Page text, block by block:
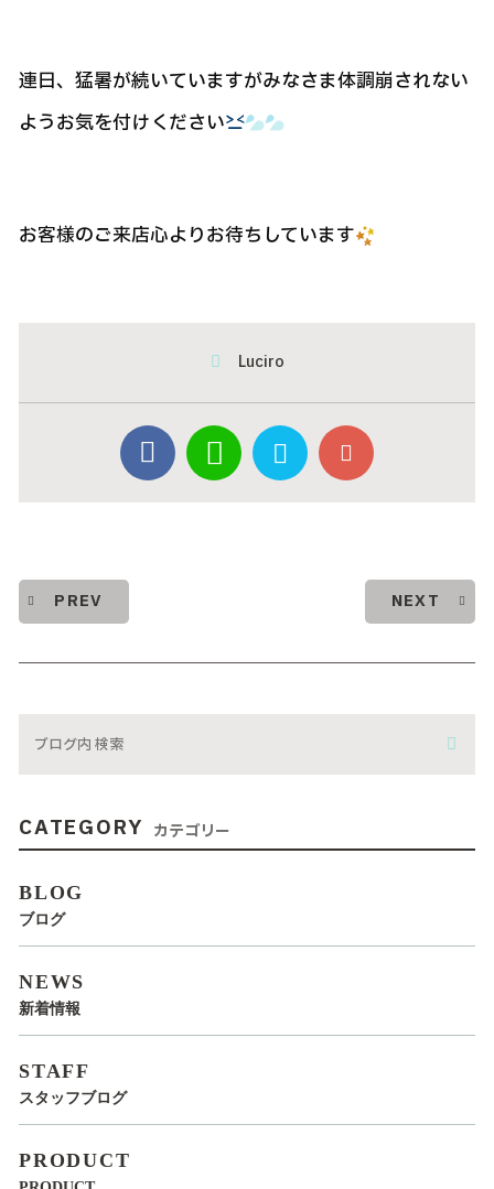
連日、猛暑が続いていますがみなさま体調崩されない
ようお気を付けください
お客様のご来店心よりお待ちしています
Luciro
PREV NEXT
CATEGORY カテゴリー
BLOG
ブログ
NEWS
新着情報
STAFF
スタッフブログ
PRODUCT